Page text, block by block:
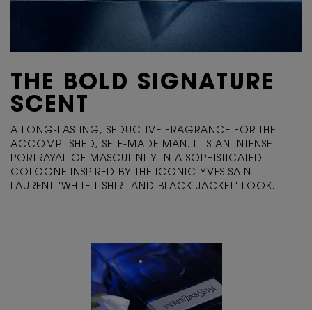
THE BOLD SIGNATURE
SCENT
A LONG-LASTING, SEDUCTIVE FRAGRANCE FOR
THE
ACCOMPLISHED, SELF-MADE MAN. IT IS AN
INTENSE
PORTRAYAL OF MASCULINITY IN A SOPHISTICATED
COLOGNE INSPIRED BY THE
ICONIC YVES SAINT
LAURENT "WHITE T-SHIRT AND
BLACK JACKET" LOOK.